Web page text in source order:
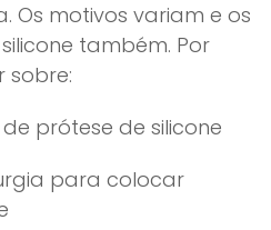
Os motivos variam e os
também. Por
sobre:
prótese de silicone
para colocar